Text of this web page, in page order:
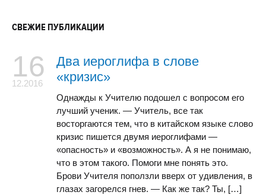
СВЕЖИЕ ПУБЛИКАЦИИ
16
12.2016
Два иероглифа в слове
«кризис»
Однажды к Учителю подошел с вопросом его
лучший ученик. — Учитель, все так
восторгаются тем, что в китайском языке слово
кризис пишется двумя иероглифами —
«опасность» и «возможность». А я не понимаю,
что в этом такого. Помоги мне понять это.
Брови Учителя поползли вверх от удивления, в
глазах загорелся гнев. — Как же так? Ты, […]